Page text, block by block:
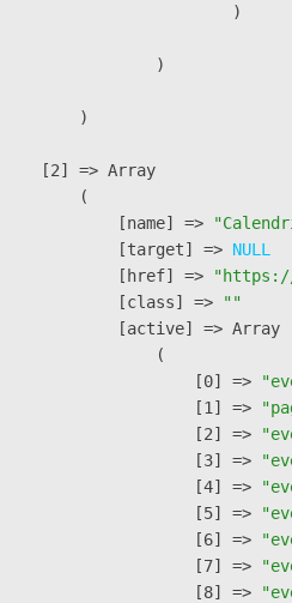
                        )
                )
        )
    [2] => Array
        (
            [name] =>
            [target] =>
NULL
            [href] =>
            [class] =>
""
            [active] => Array
                (
                    [0] =>
                    [1] =>
                    [2] =>
                    [3] =>
                    [4] =>
                    [5] =>
                    [6] =>
                    [7] =>
                    [8] =>